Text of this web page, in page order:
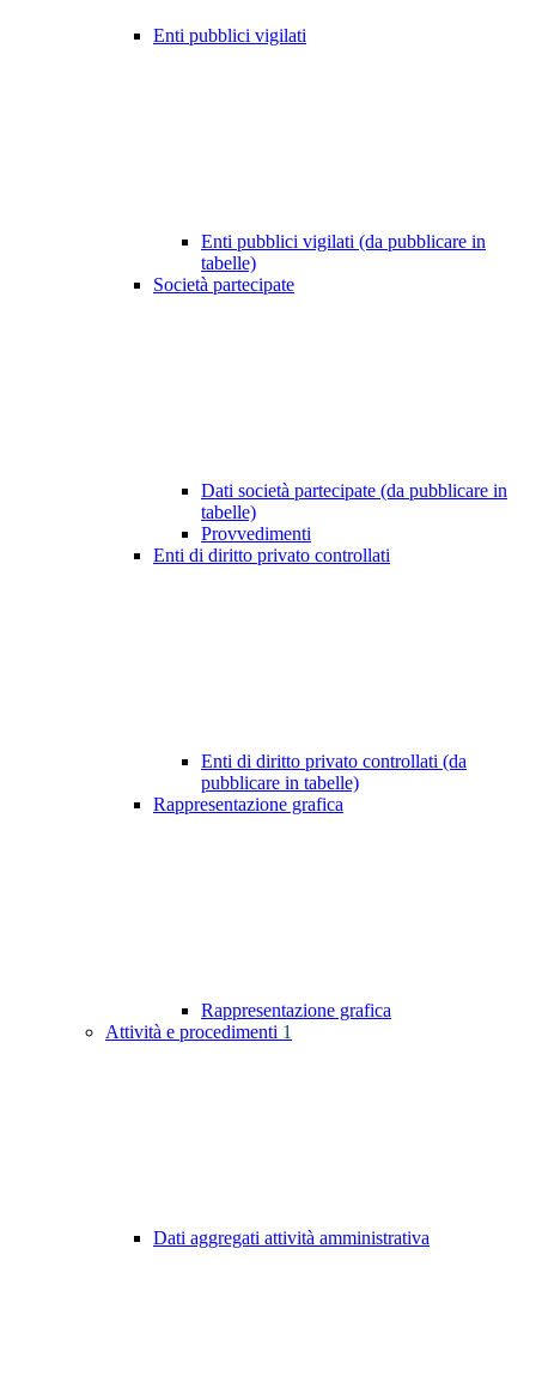
Enti pubblici vigilati
Enti pubblici vigilati (da pubblicare in
tabelle)
Società partecipate
Dati società partecipate (da pubblicare in
tabelle)
Provvedimenti
Enti di diritto privato controllati
Enti di diritto privato controllati (da
pubblicare in tabelle)
Rappresentazione grafica
Rappresentazione grafica
Attività e procedimenti 1
Dati aggregati attività amministrativa